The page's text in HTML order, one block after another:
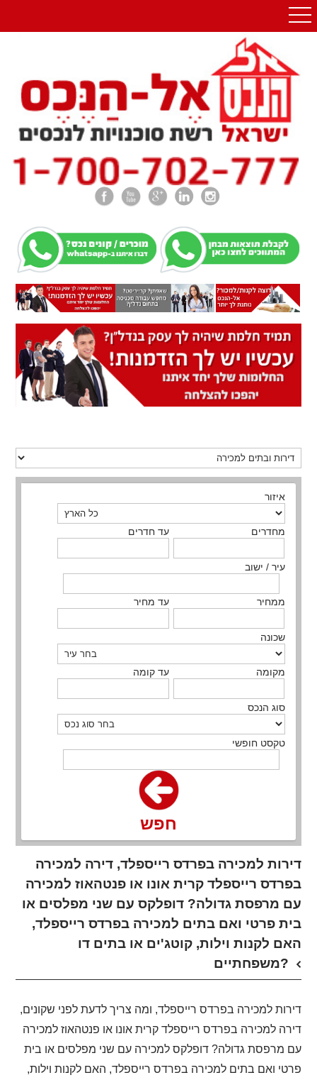
איזור
מחדרים עד חדרים
עיר / ישוב
ממחיר עד מחיר
שכונה
מקומה עד קומה
סוג הנכס
טקסט חופשי
חפש
דירות למכירה בפרדס רייספלד, דירה למכירה
בפרדס רייספלד קרית אונו או פנטהאוז למכירה
עם מרפסת גדולה? דופלקס עם שני מפלסים או
בית פרטי ואם בתים למכירה בפרדס רייספלד,
האם לקנות וילות, קוטג'ים או בתים דו
משפחתיים?
דירות למכירה בפרדס רייספלד, ומה צריך לדעת לפני שקונים,
דירה למכירה בפרדס רייספלד קרית אונו או פנטהאוז למכירה
עם מרפסת גדולה? דופלקס למכירה עם שני מפלסים או בית
פרטי ואם בתים למכירה בפרדס רייספלד, האם לקנות וילות,